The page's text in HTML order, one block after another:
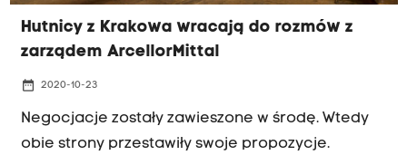
Hutnicy z Krakowa wracają do rozmów z
zarządem ArcellorMittal
date_range 2020-10-23
Negocjacje zostały zawieszone w środę. Wtedy
obie strony przestawiły swoje propozycje.